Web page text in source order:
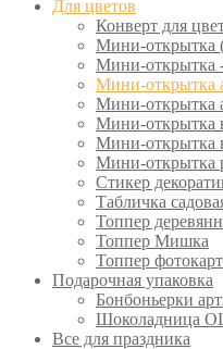
Для цветов
Конверт для
Мини-открытка
Мини-открытка
Мини-открытка
Мини-открытка
Мини-открытка
Мини-
Мини-открытка
Стикер
Табличка
Топпер
Топпер Мишка
Топпер
Подарочная упаковка
Бонбоньерки
Шоколадница
Все для праздника